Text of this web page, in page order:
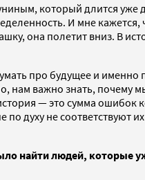
который длится уже
И мне
она полетит вниз. В
про будущее и
нам важно знать, почему
— это сумма
духу не соответствуют
найти людей, которые